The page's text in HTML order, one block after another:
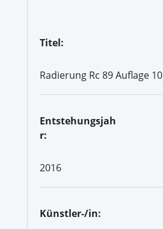
Titel:
Radierung Rc 89 Auflage 10
Entstehungsjah
r:
2016
Künstler-/in: